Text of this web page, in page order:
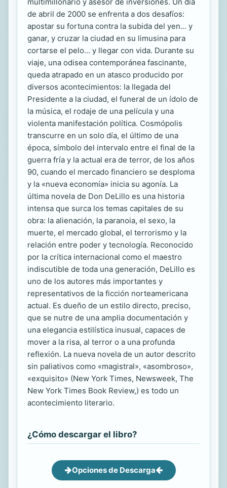
de abril de 2000 se enfrenta a dos desafíos:
apostar su fortuna contra la subida del yen... y
ganar, y cruzar la ciudad en su limusina para
cortarse el pelo... y llegar con vida. Durante su
viaje, una odisea contemporánea fascinante,
queda atrapado en un atasco producido por
diversos acontecimientos: la llegada del
Presidente a la ciudad, el funeral de un ídolo de
la música, el rodaje de una película y una
violenta manifestación política. Cosmópolis
transcurre en un solo día, el último de una
época, símbolo del intervalo entre el final de la
guerra fría y la actual era de terror, de los años
90, cuando el mercado financiero se desploma
y la «nueva economía» inicia su agonía. La
última novela de Don DeLillo es una historia
intensa que surca los temas capitales de su
obra: la alienación, la paranoia, el sexo, la
muerte, el mercado global, el terrorismo y la
relación entre poder y tecnología. Reconocido
por la crítica internacional como el maestro
indiscutible de toda una generación, DeLillo es
uno de los autores más importantes y
representativos de la ficción norteamericana
actual. Es dueño de un estilo directo, preciso,
que se nutre de una amplia documentación y
una elegancia estilística inusual, capaces de
mover a la risa, al terror o a una profunda
reflexión. La nueva novela de un autor descrito
sin paliativos como «magistral», «asombroso»,
«exquisito» (New York Times, Newsweek, The
New York Times Book Review,) es todo un
acontecimiento literario.
¿Cómo descargar el libro?
Opciones de Descarga